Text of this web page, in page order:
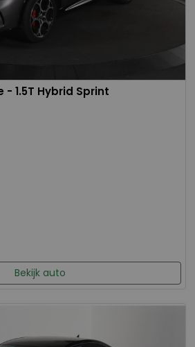
- 1.5T Hybrid Sprint
Bekijk auto